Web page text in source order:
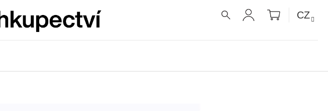
PŘIHLÁŠENÍ
NÁKUPNÍ
KOŠÍK
CZ